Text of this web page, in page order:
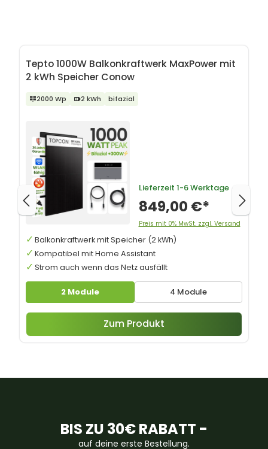
Tepto 1000W Balkonkraftwerk MaxPower mit
2 kWh Speicher Conow
2000 Wp 2 kWh bifazial
2 Module 4 Module
Lieferzeit 1-6 Werktage
849,00 €*
Preis mit 0% MwSt. zzgl. Versand
Balkonkraftwerk mit Speicher (2 kWh)
Kompatibel mit Home Assistant
Strom auch wenn das Netz ausfällt
Zum Produkt
BIS ZU 30€ RABATT -
auf deine erste Bestellung.